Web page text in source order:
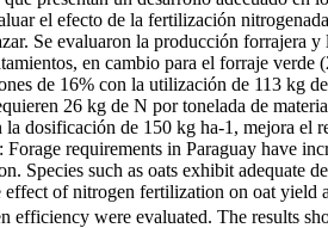
el efecto de la fertilización
Se evaluaron la producción forrajera y
en cambio para el forraje verde
de 16% con la utilización de 113 kg
26 kg de N por tonelada de
dosificación de 150 kg ha-1, mejora el
requirements in Paraguay have
Species such as oats exhibit adequate
of nitrogen fertilization on oat yield
were evaluated. The results